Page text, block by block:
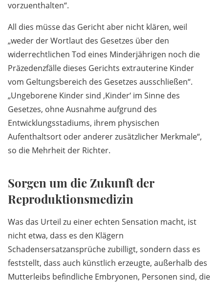
vorzuenthalten“.
All dies müsse das Gericht aber nicht klären, weil
„weder der Wortlaut des Gesetzes über den
widerrechtlichen Tod eines Minderjährigen noch die
Präzedenzfälle dieses Gerichts extrauterine Kinder
vom Geltungsbereich des Gesetzes ausschließen“.
„Ungeborene Kinder sind ,Kinder‘ im Sinne des
Gesetzes, ohne Ausnahme aufgrund des
Entwicklungsstadiums, ihrem physischen
Aufenthaltsort oder anderer zusätzlicher Merkmale“,
so die Mehrheit der Richter.
Sorgen um die Zukunft der
Reproduktionsmedizin
Was das Urteil zu einer echten Sensation macht, ist
nicht etwa, dass es den Klägern
Schadensersatzansprüche zubilligt, sondern dass es
feststellt, dass auch künstlich erzeugte, außerhalb des
Mutterleibs befindliche Embryonen, Personen sind, die